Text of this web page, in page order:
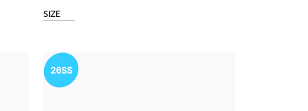
SIZE